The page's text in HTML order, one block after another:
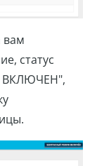
вам
статус
ВКЛЮЧЕН",